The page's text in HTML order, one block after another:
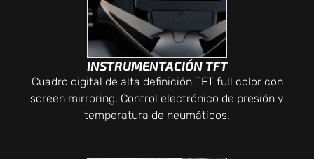
INSTRUMENTACIÓN TFT
Cuadro digital de alta definición TFT full color con
screen mirroring. Control electrónico de presión y
temperatura de neumáticos.